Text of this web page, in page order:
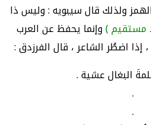
ولذلك قال سيبويه : وليس ذا
مستقيم )وإنما يحفظ عن العرب
إذا اضطُر الشاعر ، قال الفرزدق :
البغال عشية .
.
.